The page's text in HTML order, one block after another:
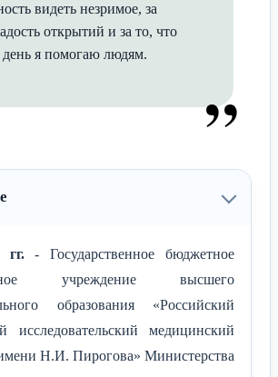
видеть незримое, за
открытий и за то, что
я помогаю людям.
”
- Государственное бюджетное
учреждение высшего
образования «Российский
исследовательский медицинский
Н.И. Пирогова» Министерства